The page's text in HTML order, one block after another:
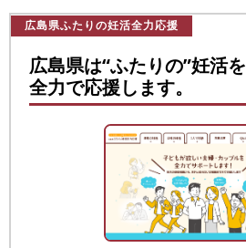
広島県ふたりの妊活全力応援
広島県は“ふたりの”妊活を
全力で応援します。